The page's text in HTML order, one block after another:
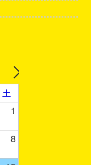
土
1
8